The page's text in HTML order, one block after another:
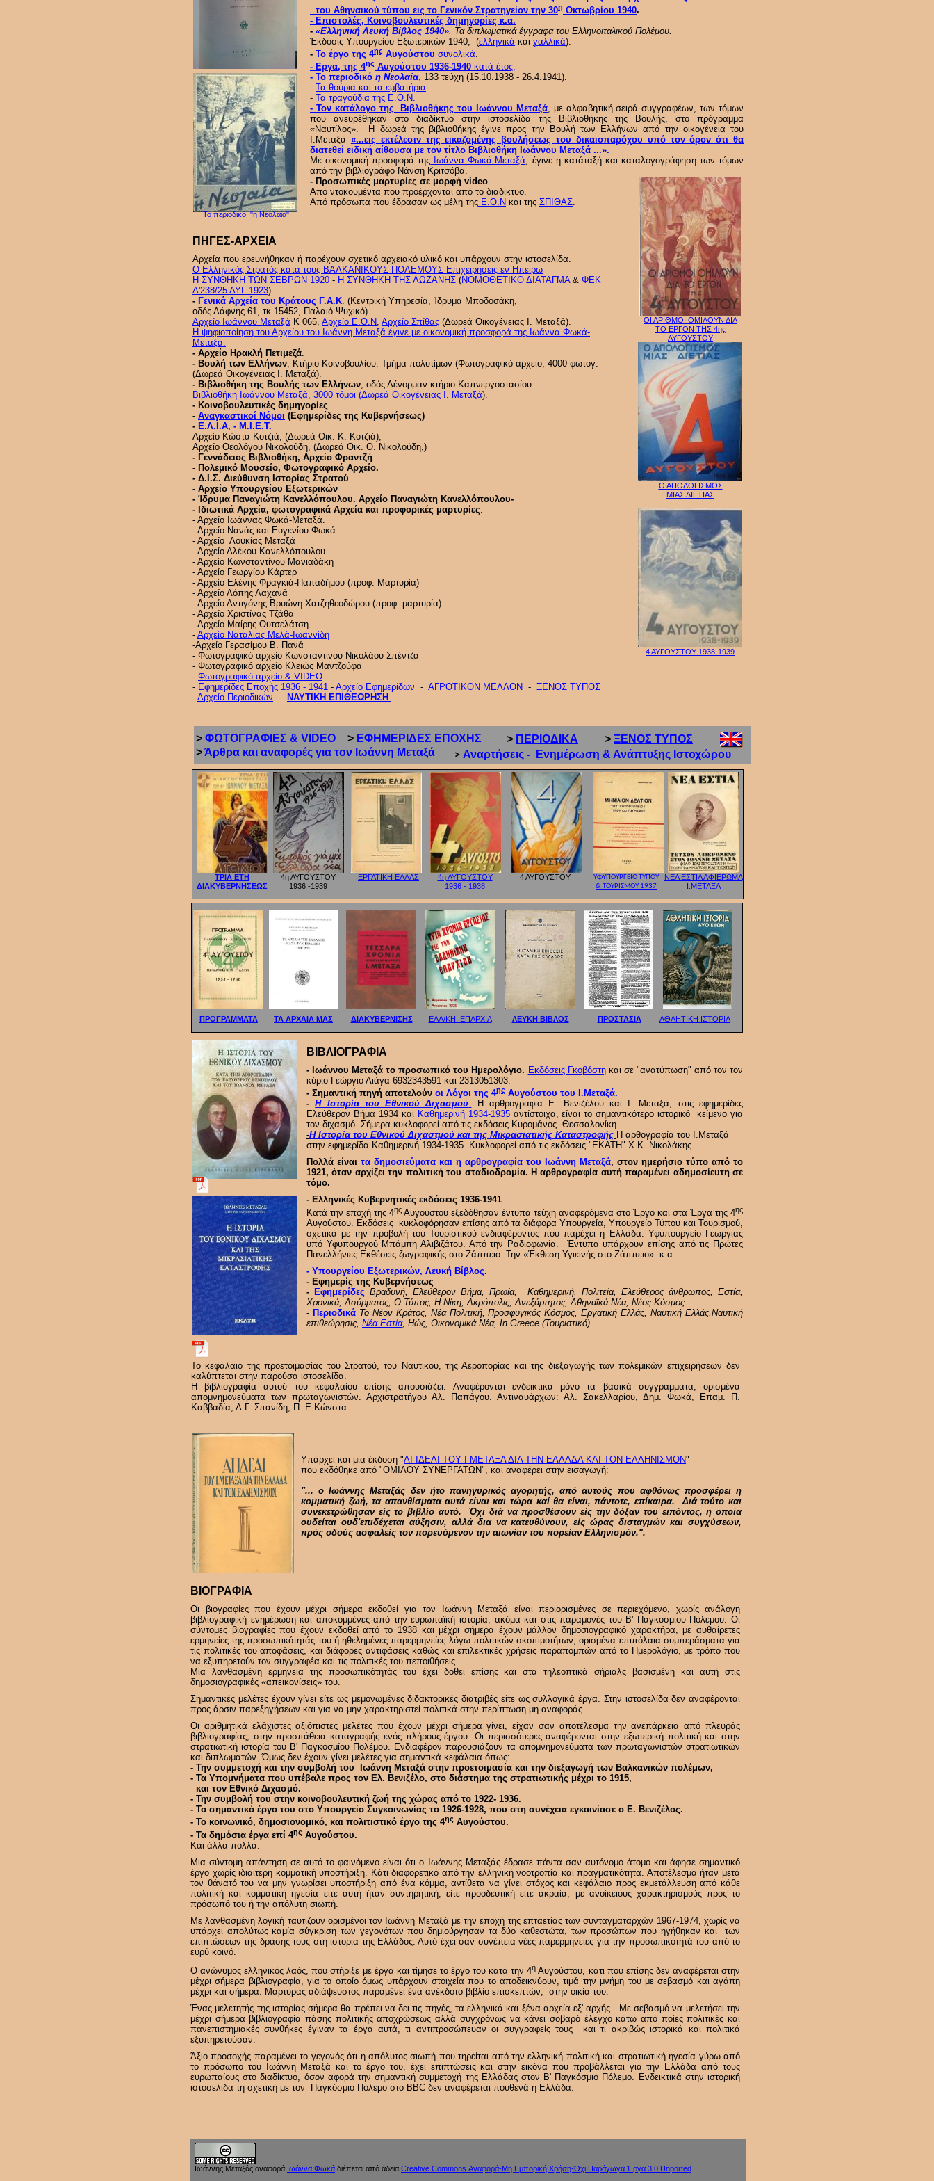
Ιωάννης Μεταξάς αναφορά Ιωάννα Φωκά διέπεται από άδεια Creative Commons Αναφορά-Μη Εμπορική Χρήση-Όχι Παράγωγα Έργα 3.0 Unported
ΠΗΓΕΣ-ΑΡΧΕΙΑ
Αρχεία που ερευνήθηκαν ή παρέχουν σχετικό αρχειακό υλικό και υπάρχουν στην ιστοσελίδα.
Ο Ελληνικός Στρατός κατά τους ΒΑΛΚΑΝΙΚΟΥΣ ΠΟΛΕΜΟΥΣ Επιχειρησεις εν Ηπειρω
Η ΣΥΝΘΗΚΗ ΤΩΝ ΣΕΒΡΩΝ 1920 - Η ΣΥΝΘΗΚΗ ΤΗΣ ΛΩΖΑΝΗΣ (ΝΟΜΟΘΕΤΙΚΟ ΔΙΑΤΑΓΜΑ& ΦΕΚ
Α'238/25 ΑΥΓ 1923)
- Γενικά Αρχεία του Κράτους Γ.Α.Κ. (Κεντρική Υπηρεσία, Ίδρυμα Μποδοσάκη,
οδός Δάφνης 61, τκ.15452, Παλαιό Ψυχικό).
Αρχείο Ιωάννου Μεταξά Κ 065, Αρχείο Ε.Ο.Ν, Αρχείο Σπίθας (Δωρεά Οικογένειας Ι. Μεταξά).
Η ψηφιοποίηση του Αρχείου του Ιωάννη Μεταξά έγινε με οικονομική προσφορά της Ιωάννα Φωκά-
Μεταξά.
- Αρχείο Ηρακλή Πετιμεζά.
- Βουλή των Ελλήνων, Κτήριο Κοινοβουλίου. Τμήμα πολυτίμων (Φωτογραφικό αρχείο, 4000 φωτογ.
(Δωρεά Οικογένειας Ι. Μεταξά).
- Βιβλιοθήκη της Βουλής των Ελλήνων, οδός Λένορμαν κτήριο Καπνεργοστασίου.
Βιβλιοθήκη Ιωάννου Μεταξά, 3000 τόμοι (Δωρεά Οικογένειας Ι. Μεταξά).
- Κοινοβουλευτικές δημηγορίες
- Αναγκαστικοί Νόμοι (Εφημερίδες της Κυβερνήσεως)
- Ε.Λ.Ι.Α, - Μ.Ι.Ε.Τ.
Αρχείο Κώστα Κοτζιά, (Δωρεά Οικ. Κ. Κοτζιά),
Αρχείο Θεολόγου Νικολούδη, (Δωρεά Οικ. Θ. Νικολούδη,)
- Γεννάδειος Βιβλιοθήκη, Αρχείο Φραντζή
- Πολεμικό Μουσείο, Φωτογραφικό Αρχείο.
- Δ.Ι.Σ. Διεύθυνση Ιστορίας Στρατού
- Αρχείο Υπουργείου Εξωτερικών
- Ίδρυμα Παναγιώτη Κανελλόπουλου. Αρχείο Παναγιώτη Κανελλόπουλου-
- Ιδιωτικά Αρχεία, φωτογραφικά Αρχεία και προφορικές μαρτυρίες:
- Αρχείο Ιωάννας Φωκά-Μεταξά.
- Αρχείο Νανάς και Ευγενίου Φωκά
- Αρχείο Λουκίας Μεταξά
- Αρχείο Αλέκου Κανελλόπουλου
- Αρχείο Κωνσταντίνου Μανιαδάκη
- Αρχείο Γεωργίου Κάρτερ
- Αρχείο Ελένης Φραγκιά-Παπαδήμου (προφ. Μαρτυρία)
- Αρχείο Λόπης Λαχανά
- Αρχείο Αντιγόνης Βρυώνη-Χατζηθεοδώρου (προφ. μαρτυρία)
- Αρχείο Χριστίνας Τζάθα
- Αρχείο Μαίρης Ουτσελάτση
- Αρχείο Ναταλίας Μελά-Ιωαννίδη
-Αρχείο Γερασίμου Β. Πανά
- Φωτογραφικό αρχείο Κωνσταντίνου Νικολάου Σπέντζα
- Φωτογραφικό αρχείο Κλειώς Μαντζούφα
- Φωτογραφικό αρχείο & VIDEO
- Εφημερίδες Εποχής 1936 - 1941 - Αρχείο Εφημερίδων - ΑΓΡΟΤΙΚΟΝ ΜΕΛΛΟΝ - ΞΕΝΟΣ ΤΥΠΟΣ
- Αρχείο Περιοδικών - ΝΑΥΤΙΚΗ ΕΠΙΘΕΩΡΗΣΗ
του Αθηναικού τύπου εις το Γενικόν Στρατηγείον την 30η Οκτωβρίου 1940.
- Επιστολές, Κοινοβουλευτικές δημηγορίες κ.α.
- «Ελληνική Λευκή Βίβλος 1940» Τα διπλωματικά έγγραφα του Ελληνοιταλικού Πολέμου.
Έκδοσις Υπουργείου Εξωτερικών 1940, (ελληνικά και γαλλικά).
- Το έργο της 4ης Αυγούστου συνολικά
- Εργα, της 4ης Αυγούστου 1936-1940 κατά έτος,
- Το περιοδικό η Νεολαία, 133 τεύχη (15.10.1938 - 26.4.1941).
- Τα θούρια και τα εμβατήρια.
- Τα τραγούδια της Ε.Ο.Ν.
- Τον κατάλογο της Βιβλιοθήκης του Ιωάννου Μεταξά, με αλφαβητική σειρά συγγραφέων, των τόμων
που ανευρέθηκαν στο διαδίκτυο στην ιστοσελίδα της Βιβλιοθήκης της Βουλής, στο πρόγραμμα
«Ναυτίλος». Η δωρεά της βιβλιοθήκης έγινε προς την Βουλή των Ελλήνων από την οικογένεια του
Ι.Μεταξά «...εις εκτέλεσιν της εικαζομένης βουλήσεως του δικαιοπαρόχου υπό τον όρον ότι θα
διατεθεί ειδική αίθουσα με τον τίτλο Βιβλιοθήκη Ιωάννου Μεταξά ...».
Με οικονομική προσφορά της Ιωάννα Φωκά-Μεταξά, έγινε η κατάταξή και καταλογογράφηση των τόμων
από την βιβλιογράφο Νάνση Κριτσόβα.
- Προσωπικές μαρτυρίες σε μορφή video.
Από ντοκουμέντα που προέρχονται από το διαδίκτυο.
Από πρόσωπα που έδρασαν ως μέλη της Ε.Ο.Ν και της ΣΠΙΘΑΣ.
ΒΙΟΓΡΑΦΙΑ
Οι βιογραφίες που έχουν μέχρι σήμερα εκδοθεί για τον Ιωάννη Μεταξά είναι περιορισμένες σε περιεχόμενο, χωρίς ανάλογη
βιβλιογραφική ενημέρωση και αποκομμένες από την ευρωπαϊκή ιστορία, ακόμα και στις παραμονές του Β' Παγκοσμίου Πόλεμου. Οι
σύντομες βιογραφίες που έχουν εκδοθεί από το 1938 και μέχρι σήμερα έχουν μάλλον δημοσιογραφικό χαρακτήρα, με αυθαίρετες
ερμηνείες της προσωπικότητάς του ή ηθελημένες παρερμηνείες λόγω πολιτικών σκοπιμοτήτων, ορισμένα επιπόλαια συμπεράσματα για
τις πολιτικές του αποφάσεις, και διάφορες αντιφάσεις καθώς και επιλεκτικές χρήσεις παραπομπών από το Ημερολόγιο, με τρόπο που
να εξυπηρετούν τον συγγραφέα και τις πολιτικές του πεποιθήσεις.
Μία λανθασμένη ερμηνεία της προσωπικότητάς του έχει δοθεί επίσης και στα τηλεοπτικά σήριαλς βασισμένη και αυτή στις
δημοσιογραφικές «απεικονίσεις» του.
Σημαντικές μελέτες έχουν γίνει είτε ως μεμονωμένες διδακτορικές διατριβές είτε ως συλλογικά έργα. Στην ιστοσελίδα δεν αναφέρονται
προς άρσιν παρεξηγήσεων και για να μην χαρακτηριστεί πολιτικά στην περίπτωση μη αναφοράς.
Οι αριθμητικά ελάχιστες αξιόπιστες μελέτες που έχουν μέχρι σήμερα γίνει, είχαν σαν αποτέλεσμα την ανεπάρκεια από πλευράς
βιβλιογραφίας, στην προσπάθεια καταγραφής ενός πλήρους έργου. Οι περισσότερες αναφέρονται στην εξωτερική πολιτική και στην
στρατιωτική ιστορία του Β' Παγκοσμίου Πολέμου. Ενδιαφέρον παρουσιάζουν τα απομνημονεύματα των πρωταγωνιστών στρατιωτικών
και διπλωματών. Όμως δεν έχουν γίνει μελέτες για σημαντικά κεφάλαια όπως:
- Την συμμετοχή και την συμβολή του Ιωάννη Μεταξά στην προετοιμασία και την διεξαγωγή των Βαλκανικών πολέμων,
- Τα Υπομνήματα που υπέβαλε προς τον Ελ. Βενιζέλο, στο διάστημα της στρατιωτικής μέχρι το 1915,
και τον Εθνικό Διχασμό.
- Την συμβολή του στην κοινοβουλευτική ζωή της χώρας από το 1922- 1936.
- Το σημαντικό έργο του στο Υπουργείο Συγκοινωνίας το 1926-1928, που στη συνέχεια εγκαινίασε ο Ε. Βενιζέλος.
- Το κοινωνικό, δημοσιονομικό, και πολιτιστικό έργο της 4ης Αυγούστου.
- Τα δημόσια έργα επί 4ης Αυγούστου.
Και άλλα πολλά.
Μια σύντομη απάντηση σε αυτό το φαινόμενο είναι ότι ο Ιωάννης Μεταξάς έδρασε πάντα σαν αυτόνομο άτομο και άφησε σημαντικό
έργο χωρίς ιδιαίτερη κομματική υποστήριξη. Κάτι διαφορετικό από την ελληνική νοοτροπία και πραγματικότητα. Αποτέλεσμα ήταν μετά
τον θάνατό του να μην γνωρίσει υποστήριξη από ένα κόμμα, αντίθετα να γίνει στόχος και κεφάλαιο προς εκμετάλλευση από κάθε
πολιτική και κομματική ηγεσία είτε αυτή ήταν συντηρητική, είτε προοδευτική είτε ακραία, με ανοίκειους χαρακτηρισμούς προς το
πρόσωπό του ή την απόλυτη σιωπή.
Με λανθασμένη λογική ταυτίζουν ορισμένοι τον Ιωάννη Μεταξά με την εποχή της επταετίας των συνταγματαρχών 1967-1974, χωρίς να
υπάρχει απολύτως καμία σύγκριση των γεγονότων που δημιούργησαν τα δύο καθεστώτα, των προσώπων που ηγήθηκαν και των
επιπτώσεων της δράσης τους στη ιστορία της Ελλάδος. Αυτό έχει σαν συνέπεια νέες παρερμηνείες για την προσωπικότητά του από το
ευρύ κοινό.
Ο ανώνυμος ελληνικός λαός, που στήριξε με έργα και τίμησε το έργο του κατά την 4η Αυγούστου, κάτι που επίσης δεν αναφέρεται στην
μέχρι σήμερα βιβλιογραφία, για το οποίο όμως υπάρχουν στοιχεία που το αποδεικνύουν, τιμά την μνήμη του με σεβασμό και αγάπη
μέχρι και σήμερα. Μάρτυρας αδιάψευστος παραμένει ένα ανέκδοτο βιβλίο επισκεπτών, στην οικία του.
Ένας μελετητής της ιστορίας σήμερα θα πρέπει να δει τις πηγές, τα ελληνικά και ξένα αρχεία εξ' αρχής. Με σεβασμό να μελετήσει την
μέχρι σήμερα βιβλιογραφία πάσης πολιτικής αποχρώσεως αλλά συγχρόνως να κάνει σοβαρό έλεγχο κάτω από ποίες πολιτικές και
πανεπιστημιακές συνθήκες έγιναν τα έργα αυτά, τι αντιπροσώπευαν οι συγγραφείς τους και τι ακριβώς ιστορικά και πολιτικά
εξυπηρετούσαν.
Άξιο προσοχής παραμένει το γεγονός ότι η απόλυτος σιωπή που τηρείται από την ελληνική πολιτική και στρατιωτική ηγεσία γύρω από
το πρόσωπο του Ιωάννη Μεταξά και το έργο του, έχει επιπτώσεις και στην εικόνα που προβάλλεται για την Ελλάδα από τους
ευρωπαίους στο διαδίκτυο, όσον αφορά την σημαντική συμμετοχή της Ελλάδας στον Β' Παγκόσμιο Πόλεμο. Ενδεικτικά στην ιστορική
ιστοσελίδα τη σχετική με τον Παγκόσμιο Πόλεμο στο BBC δεν αναφέρεται πουθενά η Ελλάδα.
ΒΙΒΛΙΟΓΡΑΦΙΑ
- Ιωάννου Μεταξά το προσωπικό του Ημερολόγιο. Εκδόσεις Γκοβόστηκαι σε "ανατύπωση" από τον τον
κύριο Γεώργιο Λιάγα 6932343591 και 2313051303.
- Σημαντική πηγή αποτελούν οι Λόγοι της 4ης Αυγούστου του Ι.Μεταξά.
-Η Iστορία του Εθνικού Διχασμού. Η αρθρογραφία Ε. Βενιζέλου και Ι. Μεταξά, στις εφημερίδες
Ελεύθερον Βήμα 1934 και Καθημερινή 1934-1935αντίστοιχα, είναι το σημαντικότερο ιστορικό κείμενο για
τον διχασμό. Σήμερα κυκλοφορεί από τις εκδόσεις Κυρομάνος. Θεσσαλονίκη.
-Η Ιστορία του Εθνικού Διχαστμού και της Μικρασιατικής Καταστροφής Η αρθογραφία του Ι.Μεταξά
στην εφημερίδα Καθημερινή 1934-1935. Κυκλοφορεί από τις εκδόσεις "ΕΚΑΤΗ" Χ.Κ. Νικολάκης.
Πολλά είναι τα δημοσιεύματα και η αρθρογραφία του Ιωάννη Μεταξά, στον ημερήσιο τύπο από το
1921, όταν αρχίζει την πολιτική του σταδιοδρομία. Η αρθρογραφία αυτή παραμένει αδημοσίευτη σε
τόμο.
- Ελληνικές Κυβερνητικές εκδόσεις 1936-1941
Κατά την εποχή της 4ης Αυγούστου εξεδόθησαν έντυπα τεύχη αναφερόμενα στο Έργο και στα Έργα της 4ης
Αυγούστου. Εκδόσεις κυκλοφόρησαν επίσης από τα διάφορα Υπουργεία, Υπουργείο Τύπου και Τουρισμού,
σχετικά με την προβολή του Τουριστικού ενδιαφέροντος που παρέχει η Ελλάδα. Υφυπουργείο Γεωργίας
υπό Υφυπουργού Μπάμπη Αλιβιζάτου. Από την Ραδιοφωνία. Έντυπα υπάρχουν επίσης από τις Πρώτες
Πανελλήνιες Εκθέσεις ζωγραφικής στο Ζάππειο. Την «Έκθεση Υγιεινής στο Ζάππειο». κ.α.
- Υπουργείου Εξωτερικών, Λευκή Βίβλος.
- Εφημερίς της Κυβερνήσεως
-Εφημερίδες Βραδυνή, Ελεύθερον Βήμα, Πρωία, Καθημερινή, Πολιτεία, Ελεύθερος άνθρωπος, Εστία,
Χρονικά, Ασύρματος, Ο Τύπος, Η Νίκη, Ακρόπολις, Ανεξάρτητος, Αθηναϊκά Νέα, Νέος Κόσμος
- Περιοδικά Το Νέον Κράτος, Νέα Πολιτική, Προσφυγικός Κόσμος, Εργατική Ελλάς, Ναυτική Ελλάς,Ναυτική
επιθεώρησις, Νέα Εστία, Ηώς, Οικονομικά Νέα, In Greece (Τουριστικό)
Το περιοδικό "η Νεολαία"
Το κεφάλαιο της προετοιμασίας του Στρατού, του Ναυτικού, της Αεροπορίας και της διεξαγωγής των πολεμικών επιχειρήσεων δεν
καλύπτεται στην παρούσα ιστοσελίδα.
Η βιβλιογραφία αυτού του κεφαλαίου επίσης απουσιάζει. Αναφέρονται ενδεικτικά μόνο τα βασικά συγγράμματα, ορισμένα
απομνημονεύματα των πρωταγωνιστών. Αρχιστρατήγου Αλ. Παπάγου. Αντιναυάρχων: Αλ. Σακελλαρίου, Δημ. Φωκά, Επαμ. Π.
Καββαδία, Α.Γ. Σπανίδη, Π. Ε Κώνστα.
Υπάρχει και μία έκδοση "ΑΙ ΙΔΕΑΙ ΤΟΥ Ι ΜΕΤΑΞΑ ΔΙΑ ΤΗΝ ΕΛΛΑΔΑ ΚΑΙ ΤΟΝ ΕΛΛΗΝΙΣΜΟΝ"
που εκδόθηκε από "ΟΜΙΛΟΥ ΣΥΝΕΡΓΑΤΩΝ", και αναφέρει στην εισαγωγή:
"... ο Ιωάννης Μεταξάς δεν ήτο πανηγυρικός αγορητής, από αυτούς που αφθόνως προσφέρει η
κομματική ζωή, τα απανθίσματα αυτά είναι και τώρα καί θα είναι, πάντοτε, επίκαιρα. Διά τούτο και
συνεκετρώθησαν είς το βιβλίο αυτό. Όχι διά να προσθέσουν είς την δόξαν του ειπόντος, η οποία
ουδείται ουδ'επιδέχεται αύξησιν, αλλά δια να κατευθύνουν, είς ώρας δισταγμών και συγχύσεων,
πρός οδούς ασφαλείς τον πορευόμενον την αιωνίαν του πορείαν Ελληνισμόν.".
4η ΑΥΓΟΥΣΤΟΥ
1936 -1939
ΕΡΓΑΤΙΚΗ ΕΛΛΑΣ
ΤΡΙΑ ΕΤΗ
ΔΙΑΚΥΒΕΡΝΗΣΕΩΣ
4 ΑΥΓΟΥΣΤΟΥ
ΥΦΥΠΟΥΡΓΕΙΟ ΤΥΠΟΥ
& ΤΟΥΡΙΣΜΟΥ 1937
4η ΑΥΓΟΥΣΤΟΥ
1936 - 1938
ΟΙ ΑΡΙΘΜΟΙ ΟΜΙΛΟΥΝ ΔΙΑ
ΤΟ ΕΡΓΟΝ ΤΗΣ 4ης
ΑΥΓΟΥΣΤΟΥ
Ο ΑΠΟΛΟΓΙΣΜΟΣ
ΜΙΑΣ ΔΙΕΤΙΑΣ
4 ΑΥΓΟΥΣΤΟΥ 1938-1939
ΝΕΑ ΕΣΤΙΑ ΑΦΙΕΡΩΜΑ
Ι.ΜΕΤΑΞΑ
ΤΑ ΑΡΧΑΙΑ ΜΑΣ ΔΙΑΚΥΒΕΡΝΙΣΗΣ
ΠΡΟΓΡΑΜΜΑΤΑ ΛΕΥΚΗ ΒΙΒΛΟΣ ΠΡΟΣΤΑΣΙΑ
ΕΛΛ/ΚΗ. ΕΠΑΡΧΙΑ ΑΘΛΗΤΙΚΗ ΙΣΤΟΡΙΑ
> ΦΩΤΟΓΡΑΦΙΕΣ & VIDEO
>Άρθρα και αναφορές για τον Ιωάννη Μεταξά
> ΕΦΗΜΕΡΙΔΕΣ ΕΠΟΧΗΣ
> Αναρτήσεις - Ενημέρωση & Ανάπτυξης Ιστοχώρου
> ΠΕΡΙΟΔΙΚΑ > ΞΕΝΟΣ ΤΥΠΟΣ